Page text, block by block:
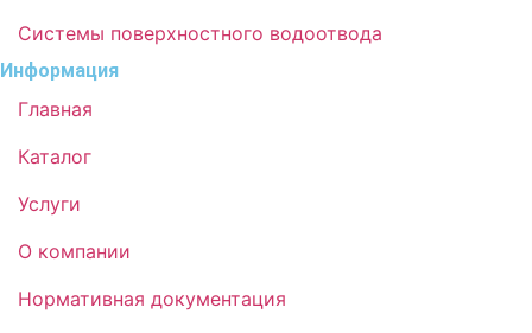
Системы поверхностного водоотвода
Информация
Главная
Каталог
Услуги
О компании
Нормативная документация